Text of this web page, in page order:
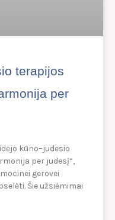
terapijos
per
kūno–judesio
per judesį“,
gerovei
Šie užsiėmimai